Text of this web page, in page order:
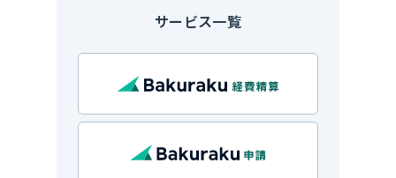
サービス一覧